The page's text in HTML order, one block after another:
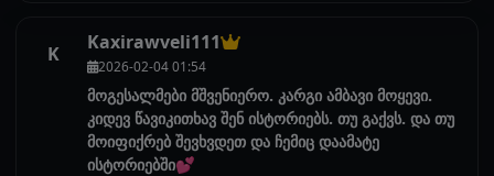
K Kaxirawveli111
2026-02-04 01:54
მოგესალმები მშვენიერო. კარგი ამბავი მოყევი.
კიდევ წავიკითხავ შენ ისტორიებს. თუ გაქვს. და თუ
მოიფიქრებ შევხვდეთ და ჩემიც დაამატე
ისტორიებში💕